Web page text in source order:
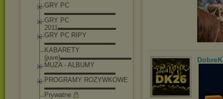
GRY PC
▬▬▬▬▬▬▬▬▬▬▬
GRY PC
2011▬▬▬▬▬▬▬▬▬
GRY PC RIPY
▬▬▬▬▬▬▬▬▬▬▬
KABARETY
(juve)▬▬▬▬▬▬▬▬▬▬▬
MUZA - ALBUMY
▬▬▬▬▬▬▬▬▬▬▬
PROGRAMY ROZYWKOWE
▬▬▬▬▬▬▬▬▬▬▬
Prywatne